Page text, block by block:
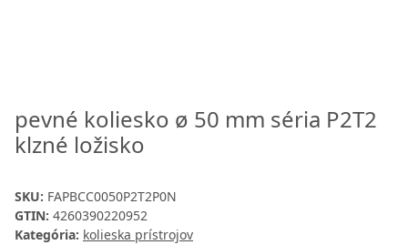
pevné koliesko ø 50 mm séria P2T2
klzné ložisko
SKU: FAPBCC0050P2T2P0N
GTIN: 4260390220952
Kategória: kolieska prístrojov